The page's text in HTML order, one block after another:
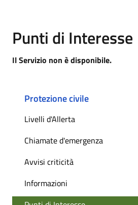
Punti di Interesse
Il Servizio non è disponibile.
Protezione civile
Livelli d'Allerta
Chiamate d'emergenza
Avvisi criticità
Informazioni